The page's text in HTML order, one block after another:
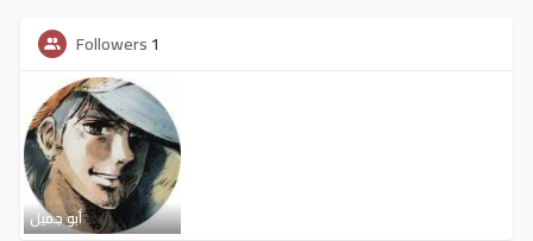
Followers1
أبو جميل